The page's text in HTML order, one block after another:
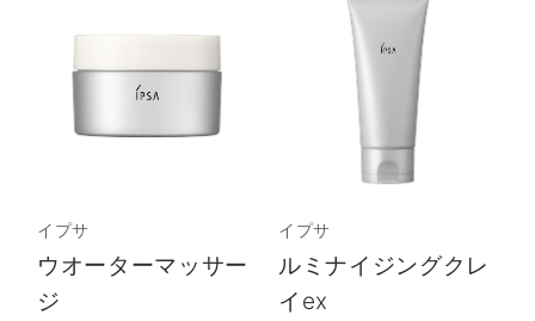
イプサ
ウオーターマッサー
ジ
イプサ
ルミナイジングクレ
イex